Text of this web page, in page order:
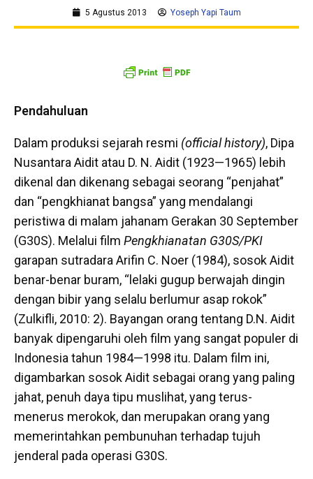
5 Agustus 2013 Yoseph Yapi Taum
Pendahuluan
Dalam produksi sejarah resmi (official history), Dipa
Nusantara Aidit atau D. N. Aidit (1923—1965) lebih
dikenal dan dikenang sebagai seorang “penjahat”
dan “pengkhianat bangsa” yang mendalangi
peristiwa di malam jahanam Gerakan 30 September
(G30S). Melalui film Pengkhianatan G30S/PKI
garapan sutradara Arifin C. Noer (1984), sosok Aidit
benar-benar buram, “lelaki gugup berwajah dingin
dengan bibir yang selalu berlumur asap rokok”
(Zulkifli, 2010: 2). Bayangan orang tentang D.N. Aidit
banyak dipengaruhi oleh film yang sangat populer di
Indonesia tahun 1984—1998 itu. Dalam film ini,
digambarkan sosok Aidit sebagai orang yang paling
jahat, penuh daya tipu muslihat, yang terus-
menerus merokok, dan merupakan orang yang
memerintahkan pembunuhan terhadap tujuh
jenderal pada operasi G30S.